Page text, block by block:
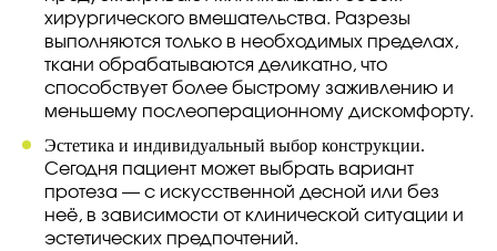
хирургического вмешательства. Разрезы
выполняются только в необходимых пределах,
ткани обрабатываются деликатно, что
способствует более быстрому заживлению и
меньшему послеоперационному дискомфорту.
Эстетика и индивидуальный выбор конструкции.
Сегодня пациент может выбрать вариант
протеза — с искусственной десной или без
неё, в зависимости от клинической ситуации и
эстетических предпочтений.